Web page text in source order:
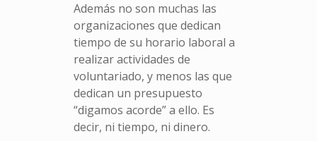
Además no son muchas las
organizaciones que dedican
tiempo de su horario laboral a
realizar actividades de
voluntariado, y menos las que
dedican un presupuesto
“digamos acorde” a ello. Es
decir, ni tiempo, ni dinero.